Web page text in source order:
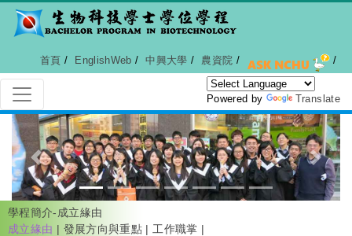
首頁 / EnglishWeb /中興大學 / 農資院 / /
Powered by Translate
Previous Next
學程簡介-成立緣由
成立緣由 | 發展方向與重點 | 工作職掌 |